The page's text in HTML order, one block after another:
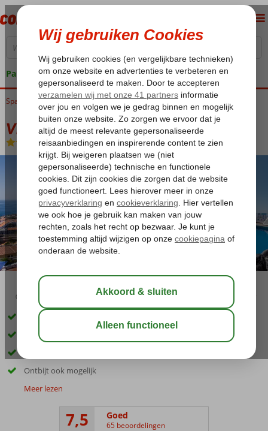
Pakketgarantie
Home
Spanje Canarische Eilanden Tenerife Puerto de Santiago Vigilia Park
Vigilia Park
Logies-Appartement
04:20 aug 28°C
In het hart van Puerto de Santiago
Ca. 900 meter van het strand
Ontbijt ook mogelijk
Meer lezen
7,5 Goed
65 beoordelingen